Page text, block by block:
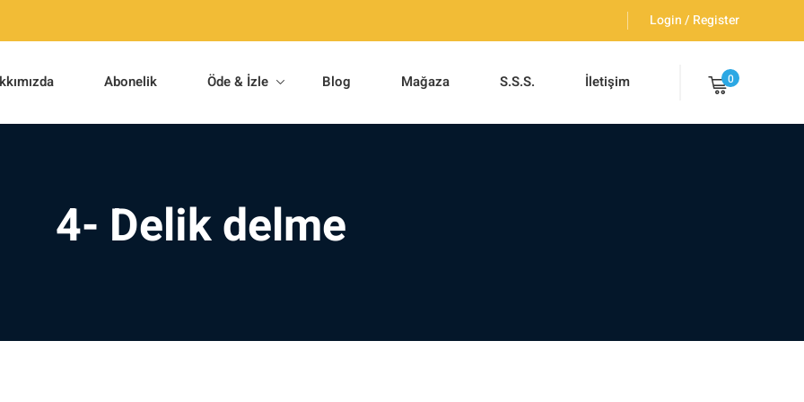
Login / Register
Abonelik Öde & İzle Blog Mağaza S.S.S. İletişim 0
4- Delik delme